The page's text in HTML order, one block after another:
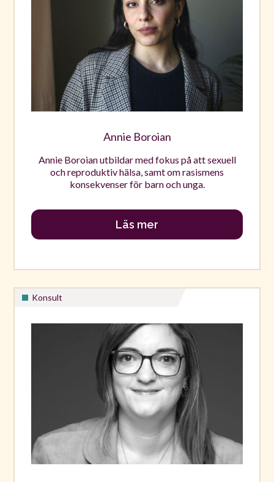
Annie Boroian
Annie Boroian utbildar med fokus på att sexuell
och reproduktiv hälsa, samt om rasismens
konsekvenser för barn och unga.
Läs mer
Konsult